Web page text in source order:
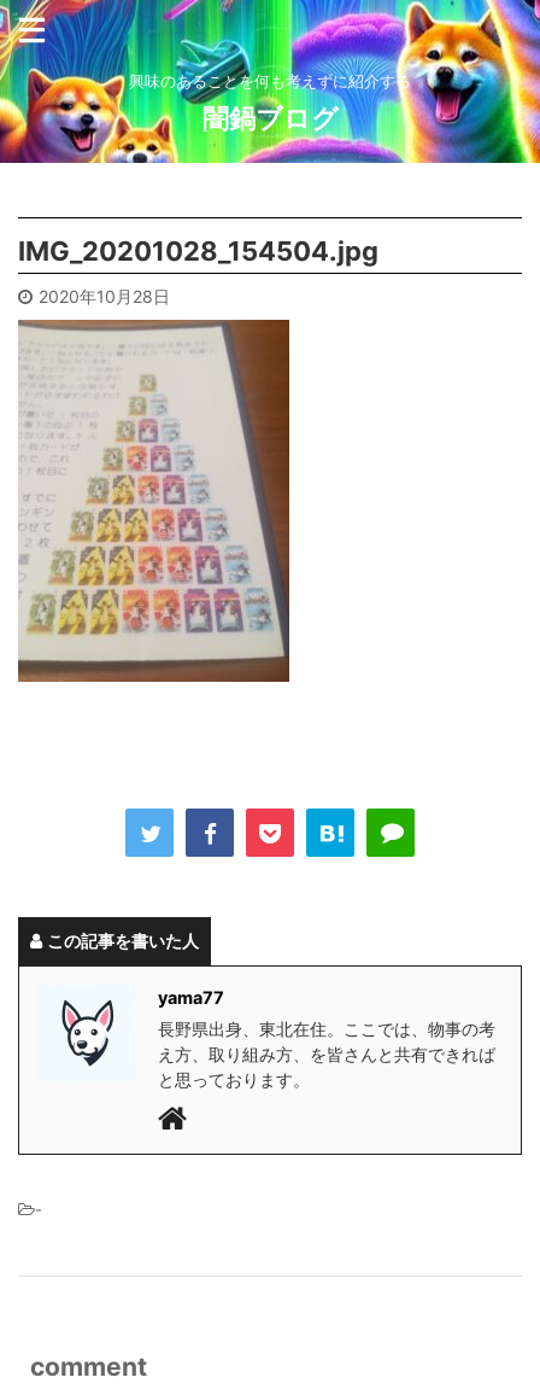
興味のあることを何も考えずに紹介する
闇鍋ブログ
IMG_20201028_154504.jpg
2020年10月28日
この記事を書いた人
yama77
長野県出身、東北在住。ここでは、物事の考
え方、取り組み方、を皆さんと共有できれば
と思っております。
-
comment